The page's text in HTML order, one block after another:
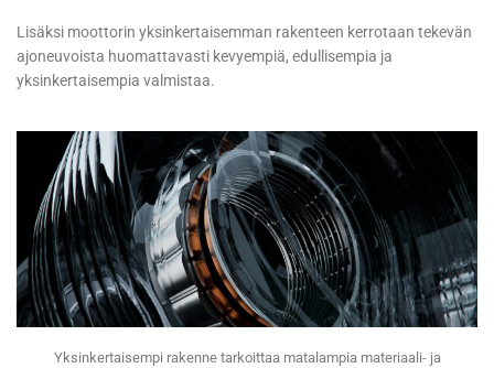
Lisäksi moottorin yksinkertaisemman rakenteen kerrotaan tekevän
ajoneuvoista huomattavasti kevyempiä, edullisempia ja
yksinkertaisempia valmistaa.
Yksinkertaisempi rakenne tarkoittaa matalampia materiaali- ja